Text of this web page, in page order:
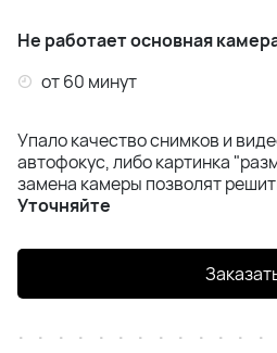
Не работает основная
от 60 минут
Упало качество снимков и
автофокус, либо картинка
замена камеры позволят
Уточняйте